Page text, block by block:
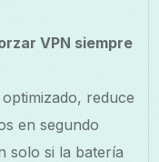
VPN siempre
reduce
en segundo
solo si la batería